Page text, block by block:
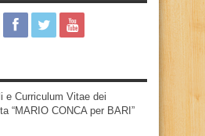
e Curriculum Vitae dei
“MARIO CONCA per BARI”